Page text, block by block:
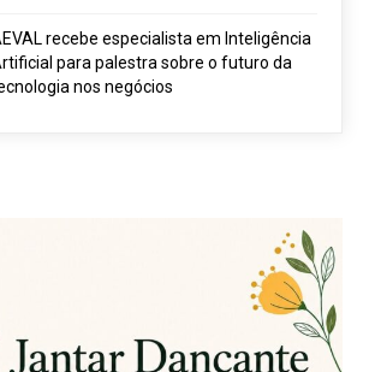
recebe especialista em Inteligência
para palestra sobre o futuro da
nos negócios